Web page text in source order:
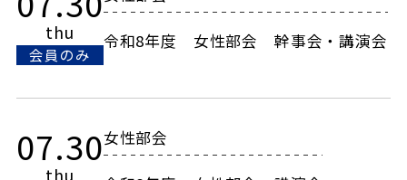
thu
会員のみ
令和8年度 女性部会 幹事会・講演会
07.30
thu
女性部会